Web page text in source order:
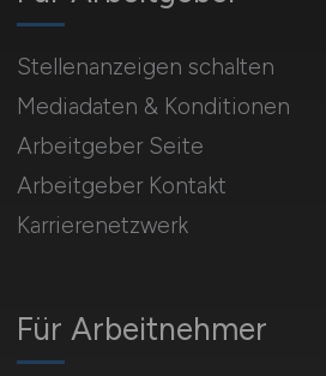
Für Arbeitnehmer
Stellenanzeigen schalten
Mediadaten & Konditionen
Arbeitgeber Seite
Arbeitgeber Kontakt
Karrierenetzwerk